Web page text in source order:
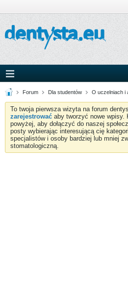
Forum Dla studentów O uczelniach i
To twoja pierwsza wizyta na forum
zarejestrować aby tworzyć nowe wpisy.
powyżej, aby dołączyć do naszej
posty wybierając interesującą cię
specjalistów i osoby bardziej lub mniej
stomatologiczną.